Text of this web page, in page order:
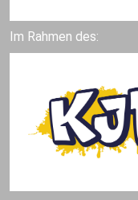
Im Rahmen des: